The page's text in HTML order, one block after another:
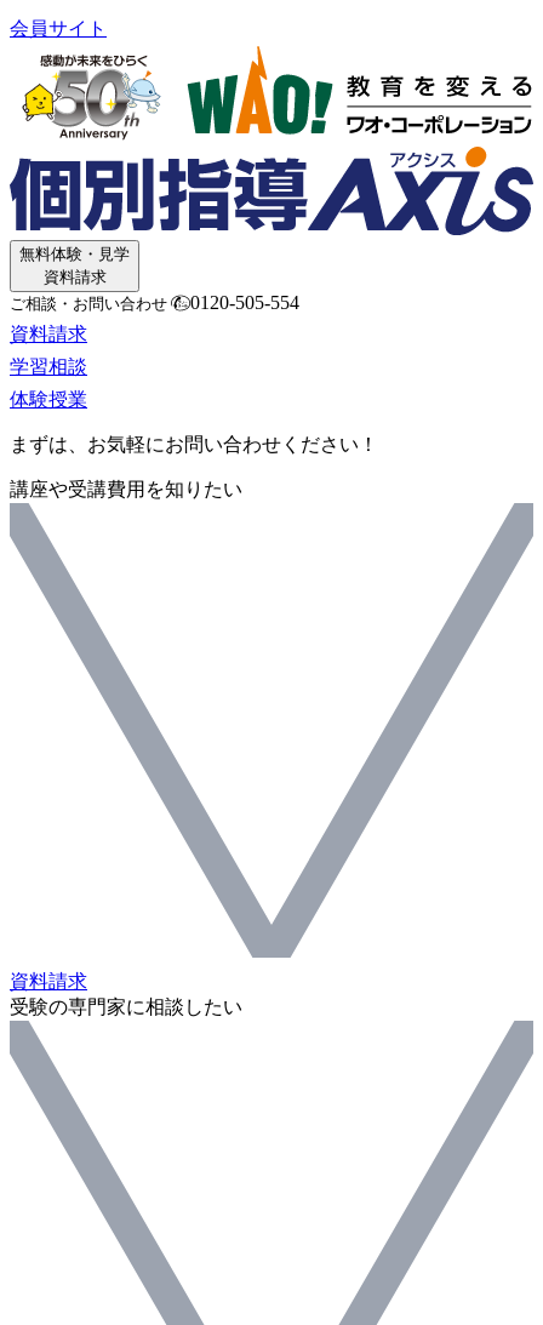
会員サイト
無料体験・見学
資料請求
ご相談・お問い合わせ
0120-505-554
資料請求
学習相談
体験授業
まずは、お気軽にお問い合わせください！
講座や受講費用を知りたい
資料請求
受験の専門家に相談したい